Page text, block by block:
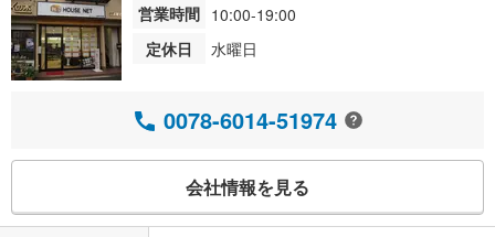
営業時間 10:00-19:00
定休日
水曜日
0078-6014-51974
会社情報を見る